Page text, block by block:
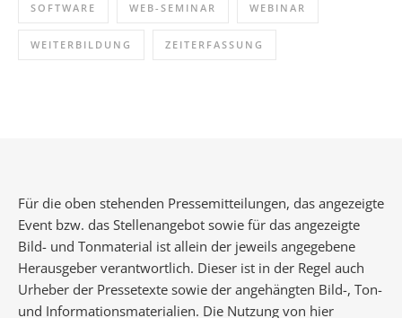
SOFTWARE WEB-SEMINAR WEBINAR
WEITERBILDUNG ZEITERFASSUNG
Für die oben stehenden Pressemitteilungen, das angezeigte
Event bzw. das Stellenangebot sowie für das angezeigte
Bild- und Tonmaterial ist allein der jeweils angegebene
Herausgeber verantwortlich. Dieser ist in der Regel auch
Urheber der Pressetexte sowie der angehängten Bild-, Ton-
und Informationsmaterialien. Die Nutzung von hier